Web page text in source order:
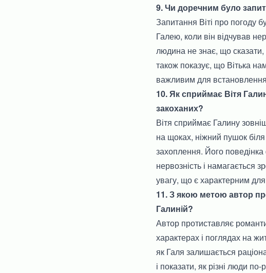
9. Чи доречним було
Запитання Віті про погоду
Галею, коли він відчував
людина не знає, що
також показує, що Вітька
важливим для встановлення
10. Як сприймає Вітя
закоханих?
Вітя сприймає Галину
на щоках, ніжний пушок біля
захоплення. Його
нервозність і намагається
увагу, що є характерним
11. З якою метою автор
Галиній?
Автор протиставляє
характерах і поглядах на
як Галя залишається
і показати, як різні люди